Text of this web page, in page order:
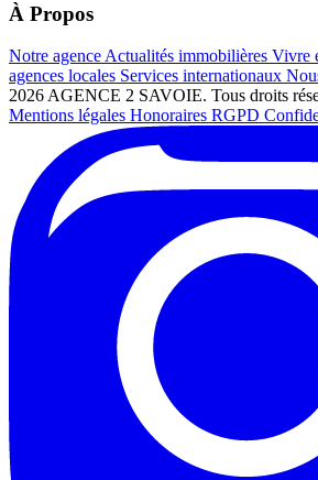
À Propos
Notre agence Actualités immobilières Vivre
agences locales Services internationaux
2026 AGENCE 2 SAVOIE. Tous droits
Mentions légales Honoraires RGPD